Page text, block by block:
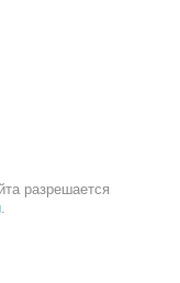
разрешается
.